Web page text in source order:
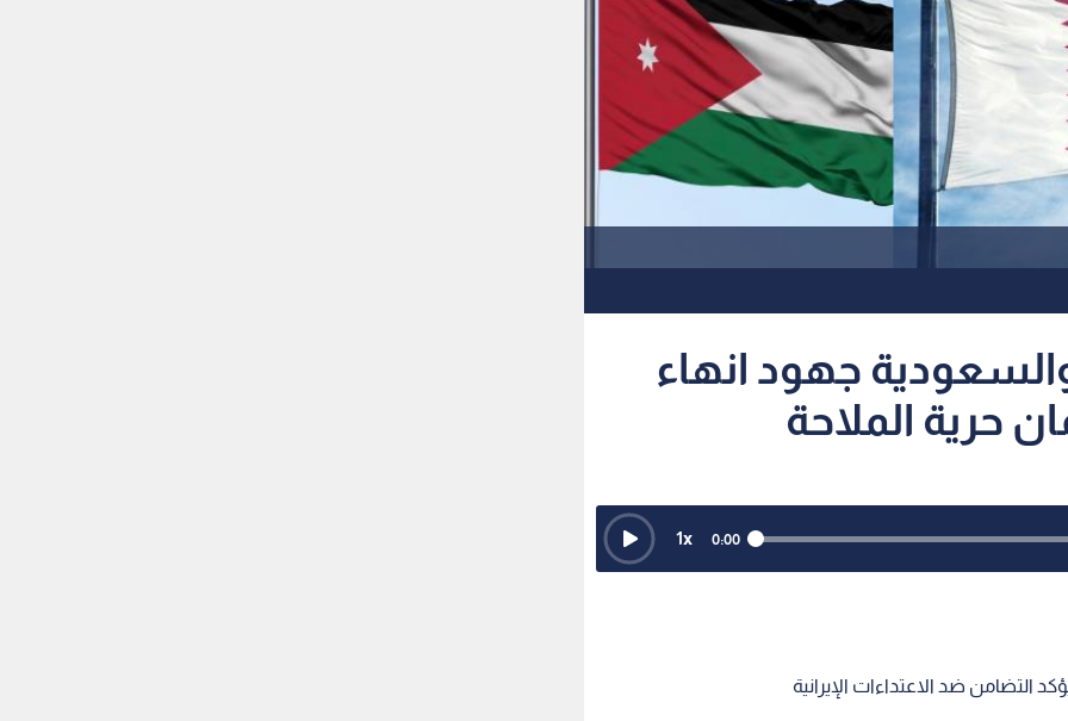
جهود انهاء
حرية الملاحة
0:00
1x
التضامن ضد الاعتداءات الإيرانية